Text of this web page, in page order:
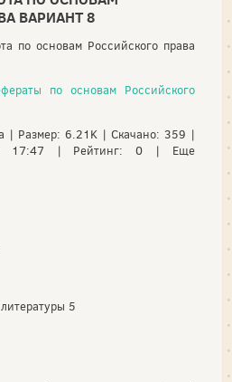
ВАРИАНТ 8
по основам Российского права
по основам Российского
| Размер: 6.21K | Скачано: 359 |
в 17:47 | Рейтинг: 0 | Еще
5